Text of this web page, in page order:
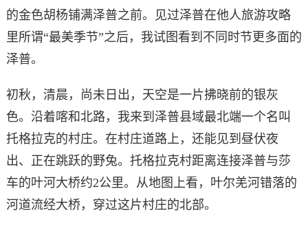
的金色胡杨铺满泽普之前。见过泽普在他人旅游攻略
里所谓“最美季节”之后，我试图看到不同时节更多面的
泽普。
初秋，清晨，尚未日出，天空是一片拂晓前的银灰
色。沿着喀和北路，我来到泽普县域最北端一个名叫
托格拉克的村庄。在村庄道路上，还能见到昼伏夜
出、正在跳跃的野兔。托格拉克村距离连接泽普与莎
车的叶河大桥约2公里。从地图上看，叶尔羌河错落的
河道流经大桥，穿过这片村庄的北部。